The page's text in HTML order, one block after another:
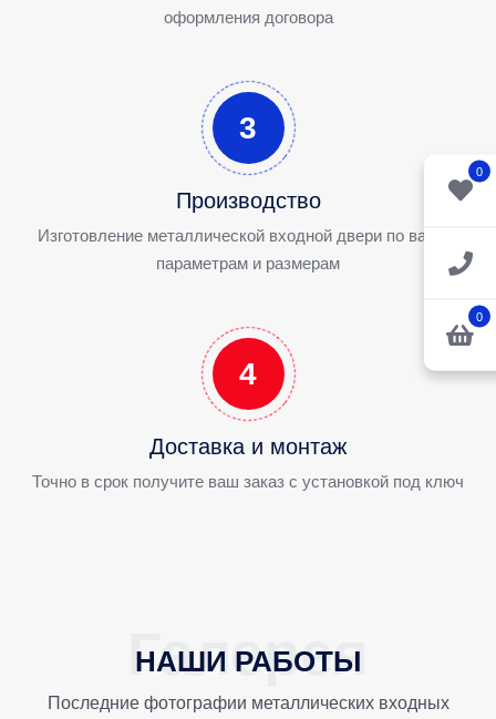
0
0
оформления договора
3
Производство
Изготовление металлической входной двери по вашим
параметрам и размерам
4
Доставка и монтаж
Точно в срок получите ваш заказ с установкой под ключ
НАШИ РАБОТЫ
Последние фотографии металлических входных